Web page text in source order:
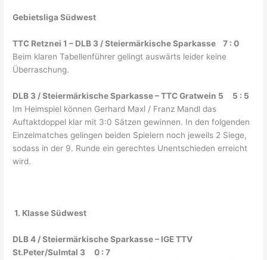
Gebietsliga Südwest
TTC Retznei 1 – DLB 3 / Steiermärkische Sparkasse 7 : 0
Beim klaren Tabellenführer gelingt auswärts leider keine
Überraschung.
DLB 3 / Steiermärkische Sparkasse – TTC Gratwein 5 5 : 5
Im Heimspiel können Gerhard Maxl / Franz Mandl das
Auftaktdoppel klar mit 3:0 Sätzen gewinnen. In den folgenden
Einzelmatches gelingen beiden Spielern noch jeweils 2 Siege,
sodass in der 9. Runde ein gerechtes Unentschieden erreicht
wird.
1. Klasse Südwest
DLB 4 / Steiermärkische Sparkasse – IGE TTV
St.Peter/Sulmtal 3 0 : 7